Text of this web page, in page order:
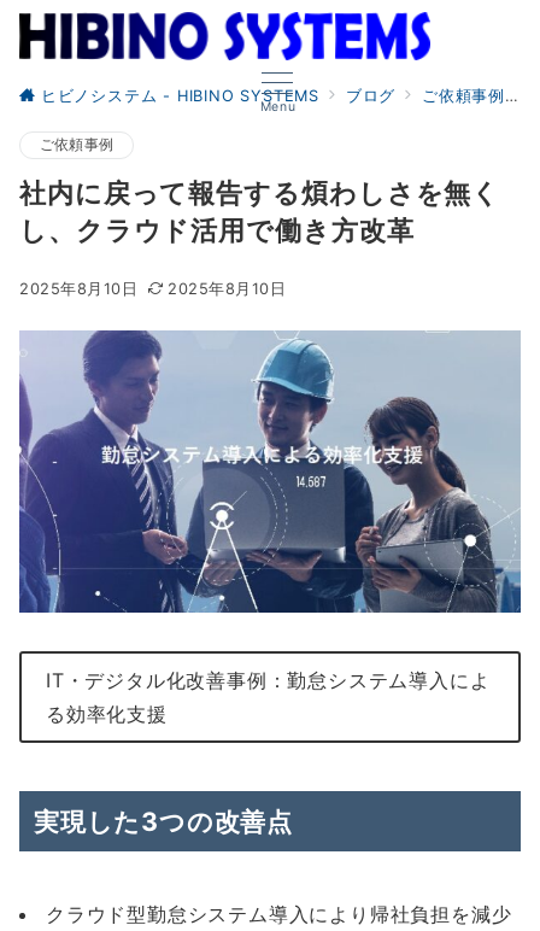
Menu
ヒビノシステム - HIBINO SYSTEMS ブログ ご依頼事例
ご依頼事例
社内に戻って報告する煩わしさを無く
し、クラウド活用で働き方改革
2025年8月10日 2025年8月10日
IT・デジタル化改善事例：勤怠システム導入によ
る効率化支援
実現した3つの改善点
クラウド型勤怠システム導入により帰社負担を減少